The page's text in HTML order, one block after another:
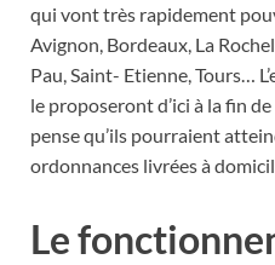
qui vont très rapidement
Avignon, Bordeaux, La
Pau, Saint- Etienne, Tours…
le proposeront d’ici à la fin
pense qu’ils pourraient
ordonnances livrées à
Le